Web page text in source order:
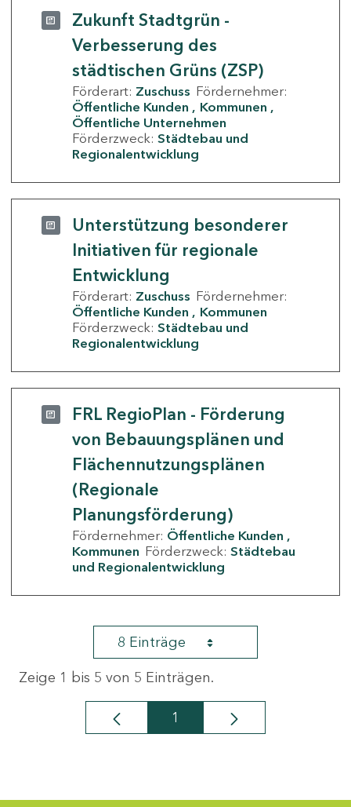
Zukunft Stadtgrün -
Verbesserung des
städtischen Grüns (ZSP)
Förderart: Zuschuss Fördernehmer:
Öffentliche Kunden
Kommunen
Öffentliche Unternehmen
Förderzweck: Städtebau und
Regionalentwicklung
Unterstützung besonderer
Initiativen für regionale
Entwicklung
Förderart: Zuschuss Fördernehmer:
Öffentliche Kunden
Kommunen
Förderzweck: Städtebau und
Regionalentwicklung
FRL RegioPlan - Förderung
von Bebauungsplänen und
Flächennutzungsplänen
(Regionale
Planungsförderung)
Fördernehmer: Öffentliche Kunden
Kommunen Förderzweck: Städtebau
und Regionalentwicklung
8 Einträge
Zeige 1 bis 5 von 5 Einträgen.
Seite
1